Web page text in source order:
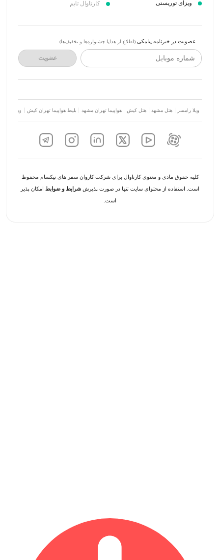
ویزای توریستی
کارناوال تایم
عضویت در خبرنامه پیامکی (اطلاع از هدایا جشنواره‌ها و تخفیف‌ها)
شماره موبایل عضویت
ویلا رامسر هتل مشهد هتل کیش هواپیما تهران مشهد بلیط هواپیما تهران کیش ویلا شمال
کلیه حقوق مادی و معنوی کارناوال برای شرکت کاروان سفر های نیکسام محفوظ
است. استفاده از محتوای سایت تنها در صورت پذیرش شرایط و ضوابط
امکان پذیر
است.